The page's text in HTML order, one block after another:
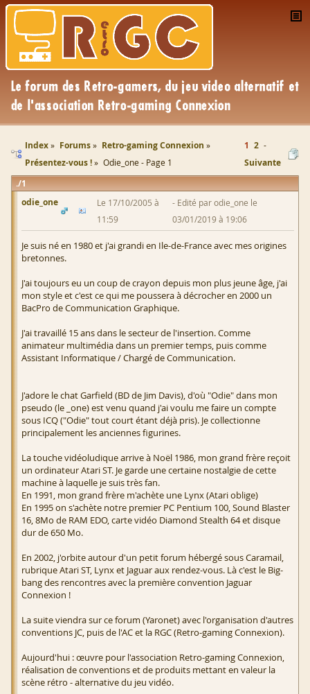
Index Forums
Retro-gaming Connexion
Présentez-vous !
Odie_one - Page 1
1 2
Suivante
1
odie_one
Le 17/10/2005 à
11:59
Edité par odie_one le
03/01/2019 à 19:06
Je suis né en 1980 et j'ai grandi en Ile-de-France avec mes origines
bretonnes.
J'ai toujours eu un coup de crayon depuis mon plus jeune âge, j'ai
mon style et c'est ce qui me poussera à décrocher en 2000 un
BacPro de Communication Graphique.
J'ai travaillé 15 ans dans le secteur de l'insertion. Comme
animateur multimédia dans un premier temps, puis comme
Assistant Informatique / Chargé de Communication.
J'adore le chat Garfield (BD de Jim Davis), d'où "Odie" dans mon
pseudo (le _one) est venu quand j'ai voulu me faire un compte
sous ICQ ("Odie" tout court étant déjà pris). Je collectionne
principalement les anciennes figurines.
La touche vidéoludique arrive à Noël 1986, mon grand frère reçoit
un ordinateur Atari ST. Je garde une certaine nostalgie de cette
machine à laquelle je suis très fan.
En 1991, mon grand frère m'achète une Lynx (Atari oblige)
En 1995 on s'achète notre premier PC Pentium 100, Sound Blaster
16, 8Mo de RAM EDO, carte vidéo Diamond Stealth 64 et disque
dur de 650 Mo.
En 2002, j'orbite autour d'un petit forum hébergé sous Caramail,
rubrique Atari ST, Lynx et Jaguar aux rendez-vous. Là c'est le Big-
bang des rencontres avec la première convention Jaguar
Connexion !
La suite viendra sur ce forum (Yaronet) avec l'organisation d'autres
conventions JC, puis de l'AC et la RGC (Retro-gaming Connexion).
Aujourd'hui : œuvre pour l'association Retro-gaming Connexion,
réalisation de conventions et de produits mettant en valeur la
scène rétro - alternative du jeu vidéo.